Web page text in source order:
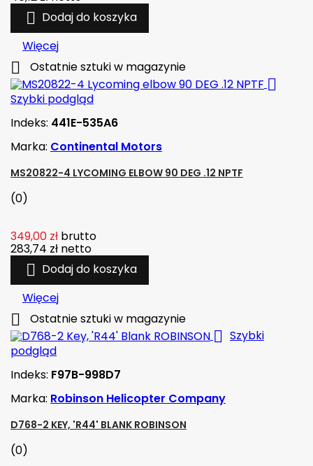
 Dodaj do koszyka
Więcej
 Ostatnie sztuki w magazynie

Szybki podgląd
Indeks: 441E-535A6
Marka: Continental Motors
MS20822-4 LYCOMING ELBOW 90 DEG .12 NPTF
(0)
349,00 zł brutto
283,74 zł netto
 Dodaj do koszyka
Więcej
 Ostatnie sztuki w magazynie
 Szybki
podgląd
Indeks: F97B-998D7
Marka: Robinson Helicopter Company
D768-2 KEY, 'R44' BLANK ROBINSON
(0)